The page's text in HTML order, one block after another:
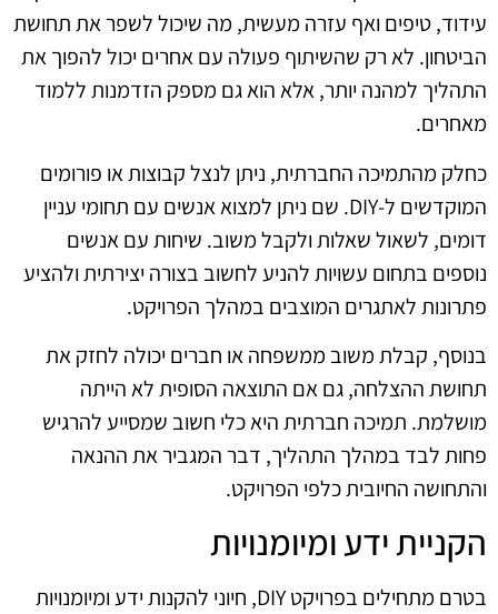
עידוד, טיפים ואף עזרה מעשית, מה שיכול לשפר את תחושת
הביטחון. לא רק שהשיתוף פעולה עם אחרים יכול להפוך את
התהליך למהנה יותר, אלא הוא גם מספק הזדמנות ללמוד
מאחרים.
כחלק מהתמיכה החברתית, ניתן לנצל קבוצות או פורומים
המוקדשים ל-DIY. שם ניתן למצוא אנשים עם תחומי עניין
דומים, לשאול שאלות ולקבל משוב. שיחות עם אנשים
נוספים בתחום עשויות להניע לחשוב בצורה יצירתית ולהציע
פתרונות לאתגרים המוצבים במהלך הפרויקט.
בנוסף, קבלת משוב ממשפחה או חברים יכולה לחזק את
תחושת ההצלחה, גם אם התוצאה הסופית לא הייתה
מושלמת. תמיכה חברתית היא כלי חשוב שמסייע להרגיש
פחות לבד במהלך התהליך, דבר המגביר את ההנאה
והתחושה החיובית כלפי הפרויקט.
הקניית ידע ומיומנויות
בטרם מתחילים בפרויקט DIY, חיוני להקנות ידע ומיומנויות